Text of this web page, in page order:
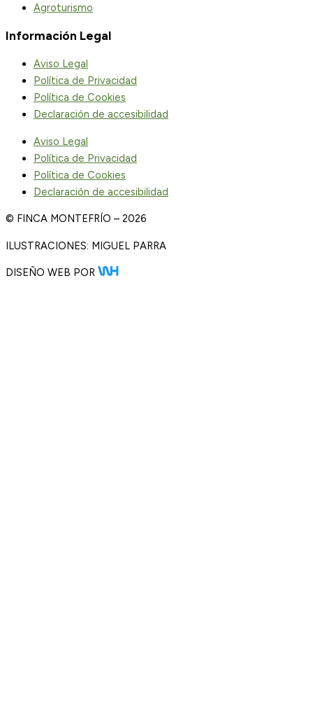
Agroturismo
Información Legal
Aviso Legal
Política de Privacidad
Política de Cookies
Declaración de accesibilidad
Aviso Legal
Política de Privacidad
Política de Cookies
Declaración de accesibilidad
© FINCA MONTEFRÍO – 2026
ILUSTRACIONES: MIGUEL PARRA
DISEÑO WEB POR